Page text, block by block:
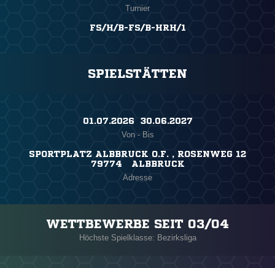
Turnier
FS/H/B-FS/B-HRH/1
SPIELSTÄTTEN
01.07.2026 ​ 30.06.2027
Von - Bis
SPORTPLATZ ALBBRUCK O.F. , ROSENWEG 12
79774 ALBBRUCK
Adresse
WETTBEWERBE SEIT 03/04
Höchste Spielklasse: Bezirksliga